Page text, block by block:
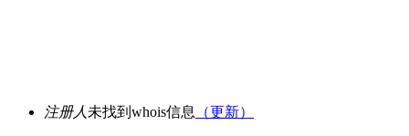
注册人 未找到whois信息 （更新）